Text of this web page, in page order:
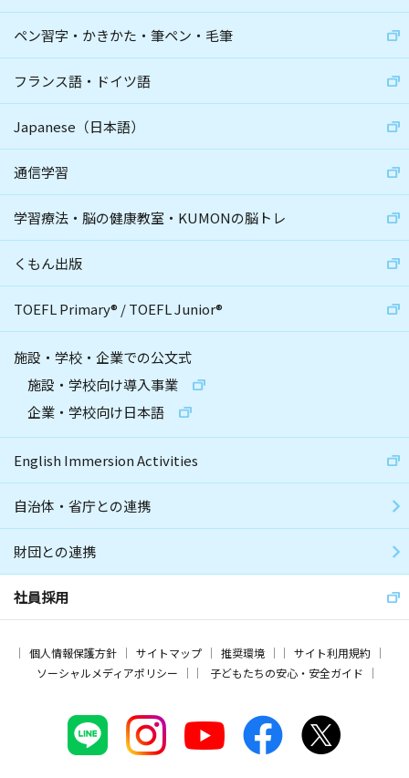
ペン習字・かきかた・筆ペン・毛筆
フランス語・ドイツ語
Japanese（日本語）
通信学習
学習療法・脳の健康教室・KUMONの脳トレ
くもん出版
TOEFL Primary® /TOEFL Junior®
施設・学校・企業での公文式
施設・学校向け導入事業
企業・学校向け日本語
English Immersion Activities
自治体・省庁との連携
財団との連携
社員採用
個人情報保護方針 サイトマップ 推奨環境
サイト利用規約
ソーシャルメディアポリシー
子どもたちの安心・安全ガイド